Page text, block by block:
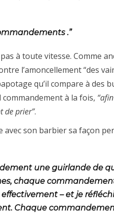
.”
à toute vitesse. Comme
l’amoncellement “des
qu’il compare à des
à la fois,
de prier”.
avec son barbier sa façon
une guirlande de
chaque
– et je
Chaque